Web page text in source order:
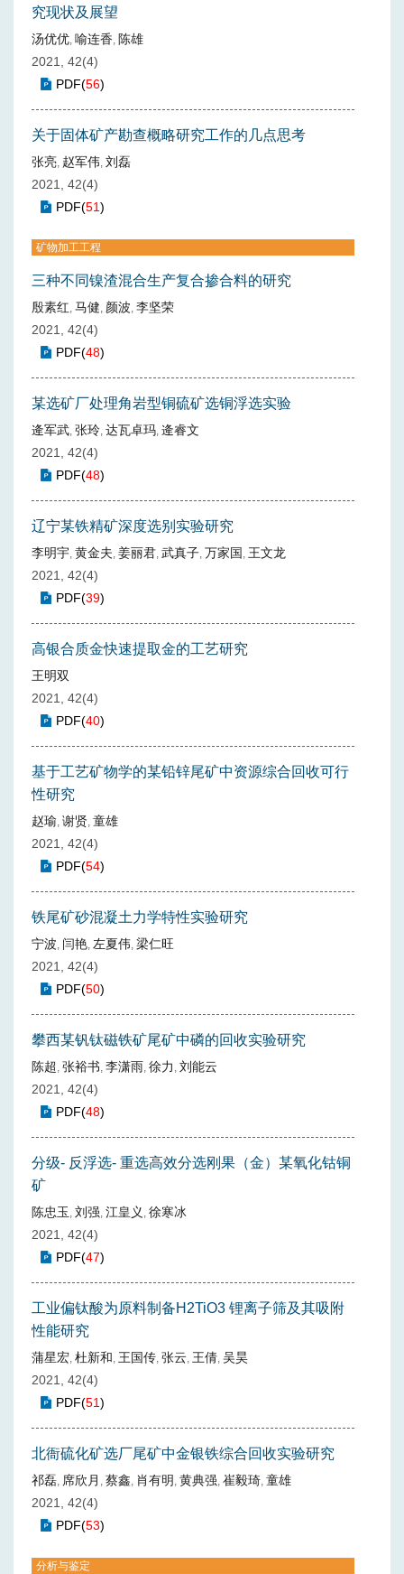
究现状及展望
汤优优, 喻连香, 陈雄
2021, 42(4)
PDF(56)
关于固体矿产勘查概略研究工作的几点思考
张亮, 赵军伟, 刘磊
2021, 42(4)
PDF(51)
矿物加工工程
三种不同镍渣混合生产复合掺合料的研究
殷素红, 马健, 颜波, 李坚荣
2021, 42(4)
PDF(48)
某选矿厂处理角岩型铜硫矿选铜浮选实验
逄军武, 张玲, 达瓦卓玛, 逄睿文
2021, 42(4)
PDF(48)
辽宁某铁精矿深度选别实验研究
李明宇, 黄金夫, 姜丽君, 武真子, 万家国 , 王文龙
2021, 42(4)
PDF(39)
高银合质金快速提取金的工艺研究
王明双
2021, 42(4)
PDF(40)
基于工艺矿物学的某铅锌尾矿中资源综合回收可行
性研究
赵瑜, 谢贤, 童雄
2021, 42(4)
PDF(54)
铁尾矿砂混凝土力学特性实验研究
宁波, 闫艳, 左夏伟, 梁仁旺
2021, 42(4)
PDF(50)
攀西某钒钛磁铁矿尾矿中磷的回收实验研究
陈超 , 张裕书, 李潇雨, 徐力 , 刘能云
2021, 42(4)
PDF(48)
分级- 反浮选- 重选高效分选刚果（金）某氧化钴铜
矿
陈忠玉 , 刘强, 江皇义 , 徐寒冰
2021, 42(4)
PDF(47)
工业偏钛酸为原料制备H2TiO3 锂离子筛及其吸附
性能研究
蒲星宏, 杜新和, 王国传, 张云, 王倩, 吴昊
2021, 42(4)
PDF(51)
北衙硫化矿选厂尾矿中金银铁综合回收实验研究
祁磊, 席欣月 , 蔡鑫, 肖有明 , 黄典强, 崔毅琦, 童雄
2021, 42(4)
PDF(53)
分析与鉴定